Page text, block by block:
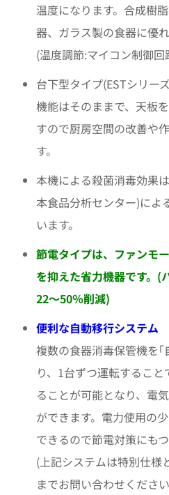
温度になります。合成樹
器、ガラス製の食器に優
(温度調節:マイコン制御回
台下型タイプ(ESTシリー
機能はそのままで、天板
すので厨房空間の改善や
す。
本機による殺菌消毒効果
本食品分析センター)によ
います。
節電タイプは、ファンモ
を抑えた省力機器です。(
22～50％削減)
便利な自動移行システム
複数の食器消毒保管機を
り、1台ずつ運転するこ
ることが可能となり、電
ができます。電力使用の
できるので節電対策にも
(上記システムは特別仕様
までお問い合わせくださ